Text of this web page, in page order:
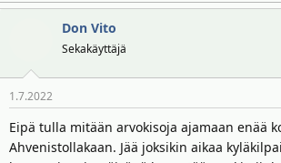
Don Vito
Sekakäyttäjä
1.7.2022
Eipä tulla mitään arvokisoja ajamaan enää
Ahvenistollakaan. Jää joksikin aikaa